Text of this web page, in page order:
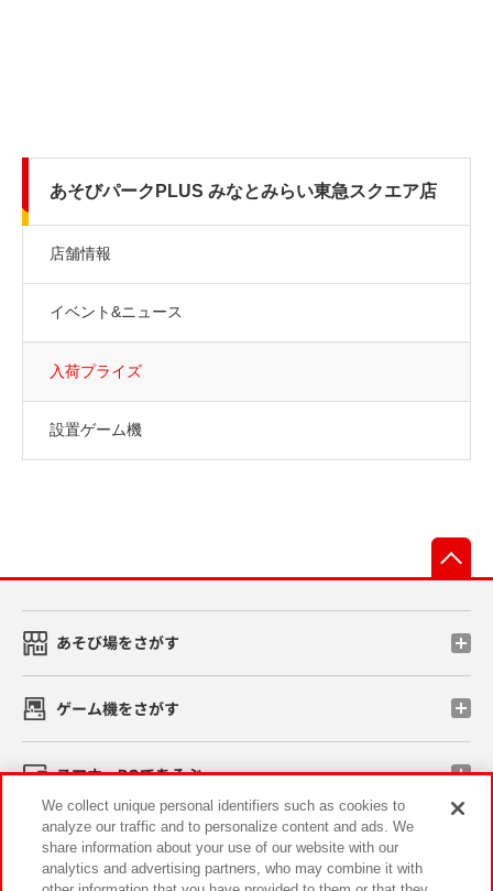
あそびパークPLUS みなとみらい東急スクエア店
店舗情報
イベント&ニュース
入荷プライズ
設置ゲーム機
あそび場をさがす
ゲーム機をさがす
スマホ・PCであそぶ
イベント・キャンペーン
We collect unique personal identifiers such as cookies to
analyze our traffic and to personalize content and ads. We
share information about your use of our website with our
analytics and advertising partners, who may combine it with